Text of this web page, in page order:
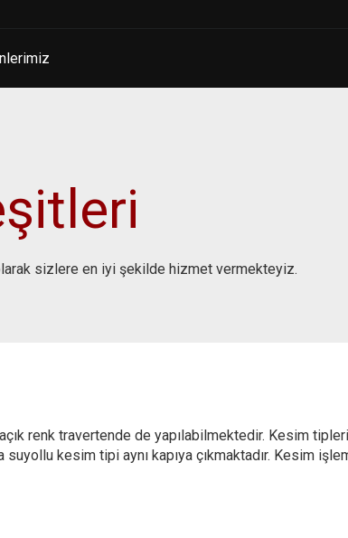
sizlere en iyi şekilde hizmet vermekteyiz.
renk travertende de yapılabilmektedir. Kesim
kesim tipi aynı kapıya çıkmaktadır. Kesim